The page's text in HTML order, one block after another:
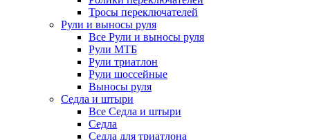
Тросы переключателей
Рули и выносы руля
Все Рули и выносы руля
Рули МТБ
Рули триатлон
Рули шоссейные
Выносы руля
Седла и штыри
Все Седла и штыри
Седла
Седла для триатлона